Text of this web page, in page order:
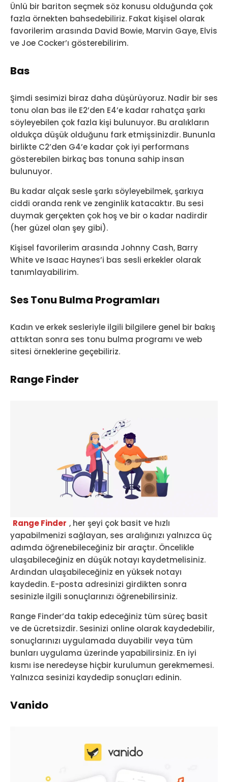
Ünlü bir bariton seçmek söz konusu olduğunda çok
fazla örnekten bahsedebiliriz. Fakat kişisel olarak
favorilerim arasında David Bowie, Marvin Gaye, Elvis
ve Joe Cocker’ı gösterebilirim.
Bas
Şimdi sesimizi biraz daha düşürüyoruz. Nadir bir ses
tonu olan bas ile E2’den E4’e kadar rahatça şarkı
söyleyebilen çok fazla kişi bulunuyor. Bu aralıkların
oldukça düşük olduğunu fark etmişsinizdir. Bununla
birlikte C2’den G4’e kadar çok iyi performans
gösterebilen birkaç bas tonuna sahip insan
bulunuyor.
Bu kadar alçak sesle şarkı söyleyebilmek, şarkıya
ciddi oranda renk ve zenginlik katacaktır. Bu sesi
duymak gerçekten çok hoş ve bir o kadar nadirdir
(her güzel olan şey gibi).
Kişisel favorilerim arasında Johnny Cash, Barry
White ve Isaac Haynes’i bas sesli erkekler olarak
tanımlayabilirim.
Ses Tonu Bulma Programları
Kadın ve erkek sesleriyle ilgili bilgilere genel bir bakış
attıktan sonra ses tonu bulma programı ve web
sitesi örneklerine geçebiliriz.
Range Finder
Range Finder , her şeyi çok basit ve hızlı
yapabilmenizi sağlayan, ses aralığınızı yalnızca üç
adımda öğrenebileceğiniz bir araçtır. Öncelikle
ulaşabileceğiniz en düşük notayı kaydetmelisiniz.
Ardından ulaşabileceğiniz en yüksek notayı
kaydedin. E-posta adresinizi girdikten sonra
sesinizle ilgili sonuçlarınızı öğrenebilirsiniz.
Range Finder’da takip edeceğiniz tüm süreç basit
ve de ücretsizdir. Sesinizi online olarak kaydedebilir,
sonuçlarınızı uygulamada duyabilir veya tüm
bunları uygulama üzerinde yapabilirsiniz. En iyi
kısmı ise neredeyse hiçbir kurulumun gerekmemesi.
Yalnızca sesinizi kaydedip sonuçları edinin.
Vanido